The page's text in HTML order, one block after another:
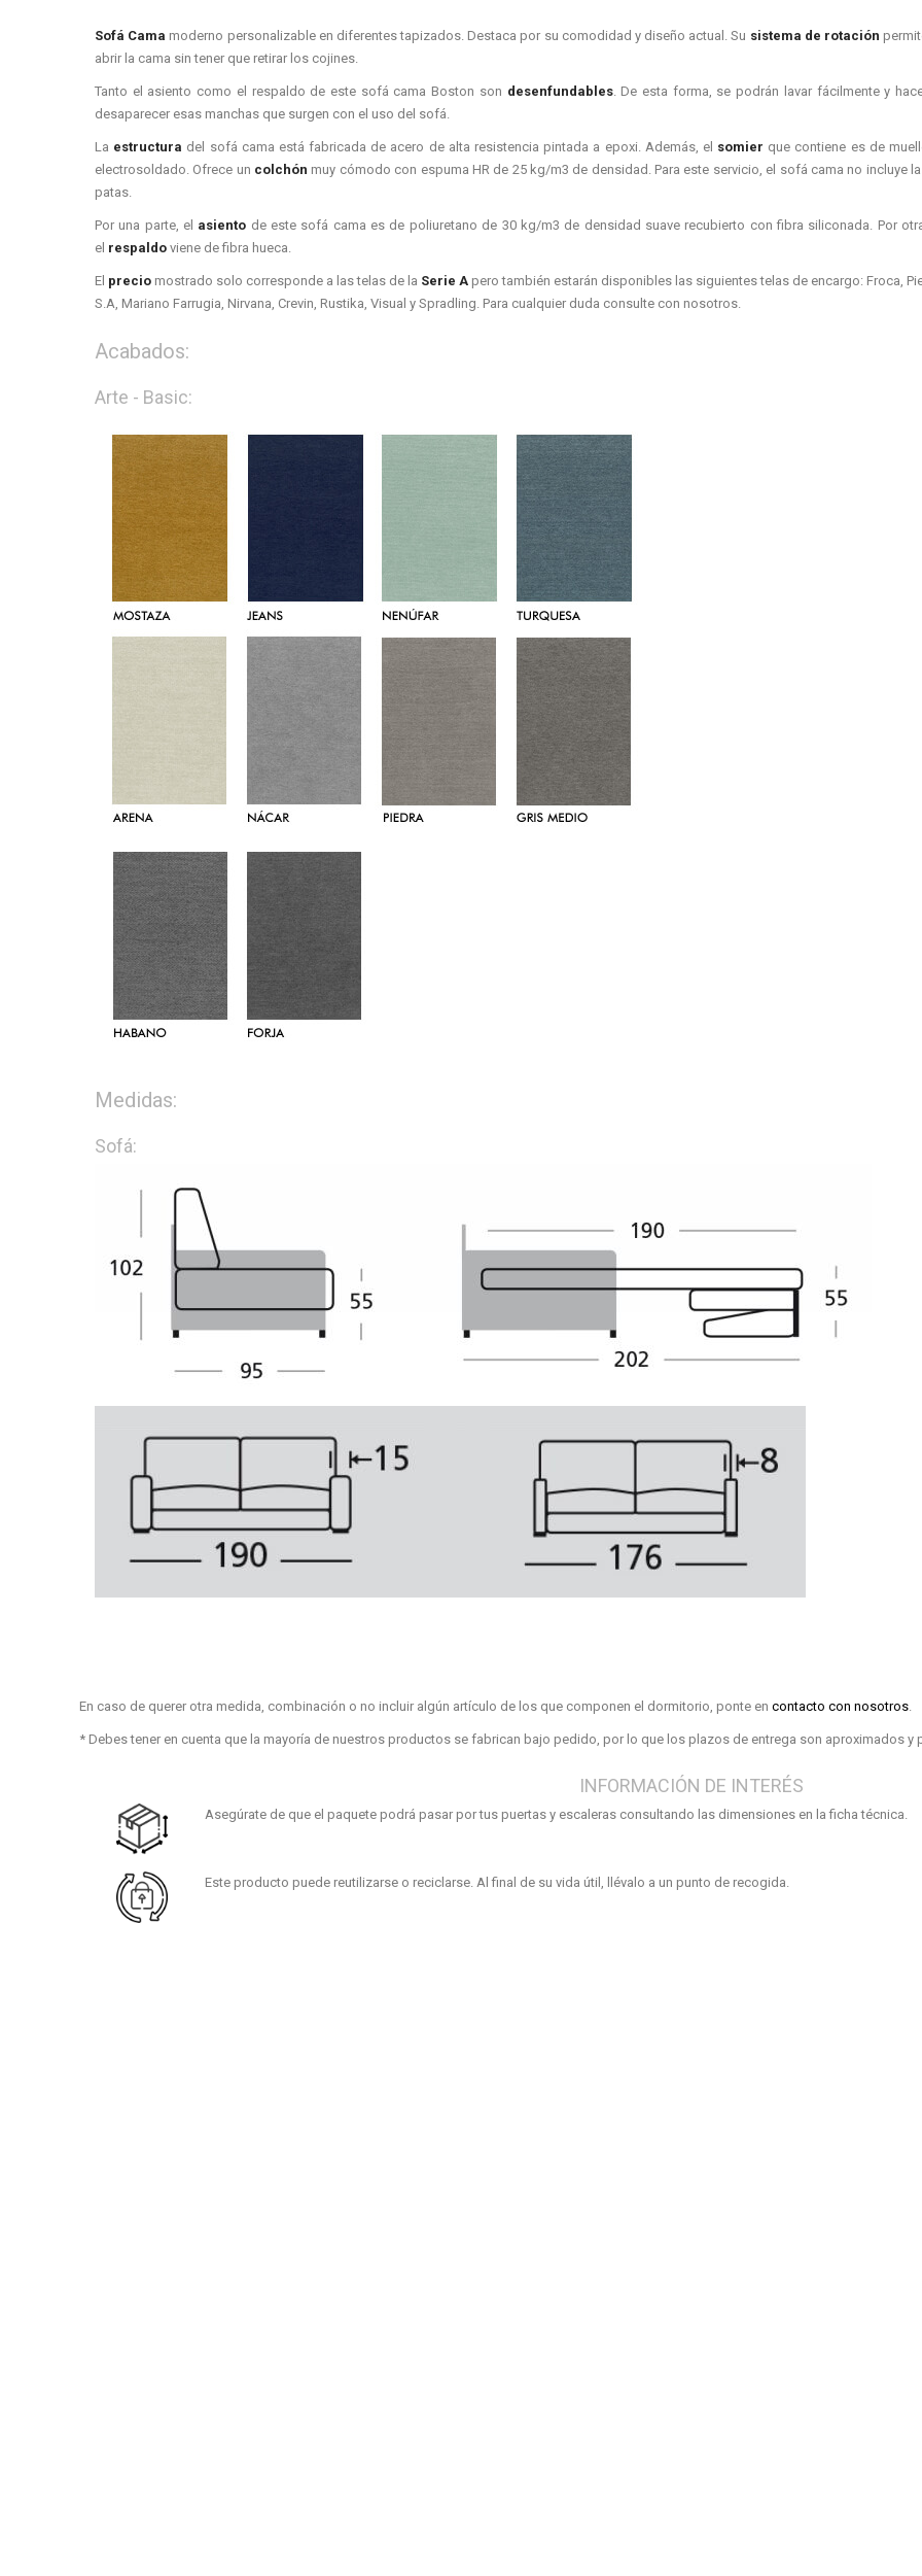
Sofá Cama moderno personalizable en diferentes tapizados. Destaca por su comodidad y diseño actual. Su sistema de rotación
abrir la cama sin tener que retirar los cojines.
Tanto el asiento como el respaldo de este sofá cama Boston son desenfundables. De esta forma, se podrán lavar fácilmente y
desaparecer esas manchas que surgen con el uso del sofá.
La estructura del sofá cama está fabricada de acero de alta resistencia pintada a epoxi. Además, el somier que contiene es de
electrosoldado. Ofrece un colchón muy cómodo con espuma HR de 25 kg/m3 de densidad. Para este servicio, el sofá cama no incluye
patas.
Por una parte, el asiento de este sofá cama es de poliuretano de 30 kg/m3 de densidad suave recubierto con fibra siliconada. Por
el respaldo viene de fibra hueca.
El precio mostrado solo corresponde a las telas de la Serie A pero también estarán disponibles las siguientes telas de encargo: Froca,
S.A, Mariano Farrugia, Nirvana, Crevin, Rustika, Visual y Spradling. Para cualquier duda consulte con nosotros.
Acabados:
Arte - Basic:
Medidas:
Sofá:
En caso de querer otra medida, combinación o no incluir algún artículo de los que componen el dormitorio, ponte en contacto con nosotros.
* Debes tener en cuenta que la mayoría de nuestros productos se fabrican bajo pedido, por lo que los plazos de entrega son aproximados y
INFORMACIÓN DE INTERÉS
Asegúrate de que el paquete podrá pasar por tus puertas y escaleras consultando las dimensiones en la ficha técnica.
Este producto puede reutilizarse o reciclarse. Al final de su vida útil, llévalo a un punto de recogida.